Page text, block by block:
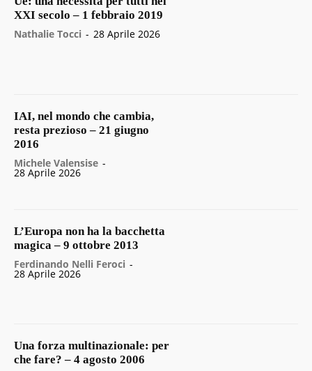
XXI secolo – 1 febbraio 2019
Nathalie Tocci - 28 Aprile 2026
IAI, nel mondo che cambia,
resta prezioso – 21 giugno
2016
Michele Valensise -
28 Aprile 2026
L’Europa non ha la bacchetta
magica – 9 ottobre 2013
Ferdinando Nelli Feroci -
28 Aprile 2026
Una forza multinazionale: per
che fare? – 4 agosto 2006